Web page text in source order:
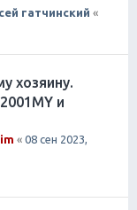
гатчинский «
хозяину.
и
« 08 сен 2023,